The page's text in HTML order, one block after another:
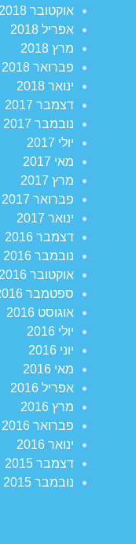
אוקטובר 2018
אפריל 2018
מרץ 2018
פברואר 2018
ינואר 2018
דצמבר 2017
נובמבר 2017
יולי 2017
מאי 2017
מרץ 2017
פברואר 2017
ינואר 2017
דצמבר 2016
נובמבר 2016
אוקטובר 2016
ספטמבר 2016
אוגוסט 2016
יולי 2016
יוני 2016
מאי 2016
אפריל 2016
מרץ 2016
פברואר 2016
ינואר 2016
דצמבר 2015
נובמבר 2015